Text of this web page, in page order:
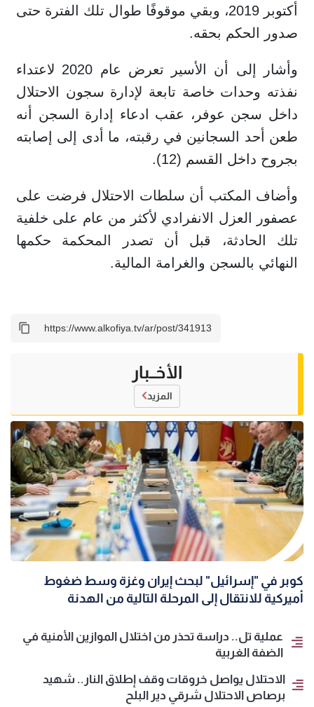
أكتوبر 2019، وبقي موقوفًا طوال تلك الفترة حتى
صدور الحكم بحقه.
وأشار إلى أن الأسير تعرض عام 2020 لاعتداء
نفذته وحدات خاصة تابعة لإدارة سجون الاحتلال
داخل سجن عوفر، عقب ادعاء إدارة السجن أنه
طعن أحد السجانين في رقبته، ما أدى إلى إصابته
بجروح داخل القسم (12).
وأضاف المكتب أن سلطات الاحتلال فرضت على
عصفور العزل الانفرادي لأكثر من عام على خلفية
تلك الحادثة، قبل أن تصدر المحكمة حكمها
النهائي بالسجن والغرامة المالية.
الأخــبار
المزيد
كوبر في "إسرائيل" لبحث إيران وغزة وسط ضغوط
أميركية للانتقال إلى المرحلة التالية من الهدنة
عملية تل.. دراسة تحذر من اختلال الموازين الأمنية في
الضفة الغربية
الاحتلال يواصل خروقات وقف إطلاق النار.. شهيد
برصاص الاحتلال شرقي دير البلح